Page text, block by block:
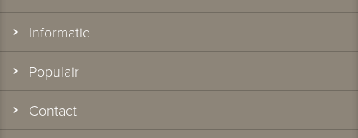
Informatie
Populair
Contact